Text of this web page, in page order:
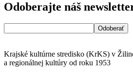
Odoberajte náš
Krajské kultúrne stredisko (KrKS) v
a regionálnej kultúry od roku 1953